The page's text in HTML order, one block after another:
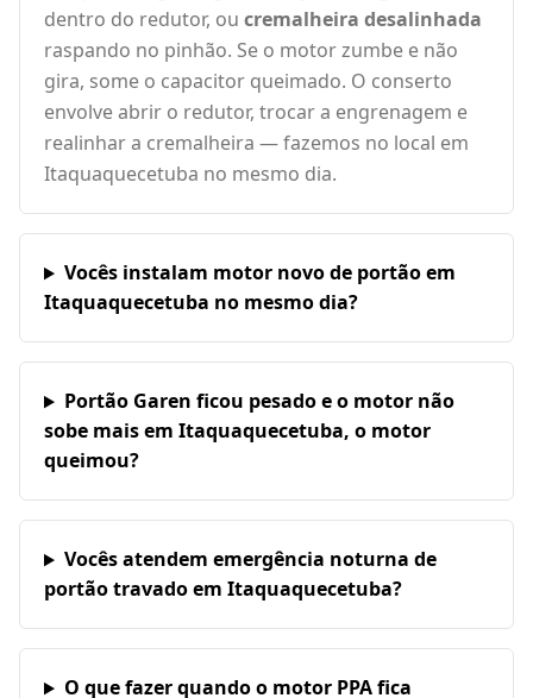
dentro do redutor, ou cremalheira desalinhada
raspando no pinhão. Se o motor zumbe e não
gira, some o capacitor queimado. O conserto
envolve abrir o redutor, trocar a engrenagem e
realinhar a cremalheira — fazemos no local em
Itaquaquecetuba no mesmo dia.
Vocês instalam motor novo de portão em
Itaquaquecetuba no mesmo dia?
Portão Garen ficou pesado e o motor não
sobe mais em Itaquaquecetuba, o motor
queimou?
Vocês atendem emergência noturna de
portão travado em Itaquaquecetuba?
O que fazer quando o motor PPA fica